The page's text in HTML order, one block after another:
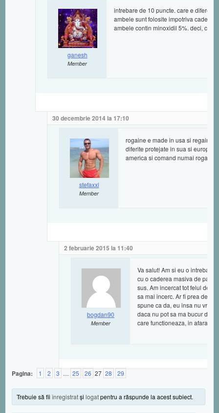
ganesh
Member
intrebare de 10 puncte. care e
ambele sunt folosite impotriva caderii
ambele contin minoxidil 5%. deci,
30 decembrie 2014 la 17:10
stefaxxl
Member
rogaine e made in usa si regaine
diferite protejate in sua si europa.
america si comand numai rogaine.
2 februarie 2015 la 11:40
bogdan90
Member
Va salut! Am si eu o
cu o caderea masiva de par
sus. Am incercat tot felul de
sa mai incerc. Ar fi prea
spune ca da, eu insa nu
daca nu pot sa ma bucur de
care functioneaza, in afara
Pagina: 1 2 3 … 25 26 27 28 29
Trebuie să fiiînregistratşilogatpentru a răspunde la acest subiect.